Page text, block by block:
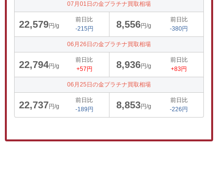
07月01日の金プラチナ買取相場
22,579円/g
前日比
-215円
8,556円/g
前日比
-380円
06月26日の金プラチナ買取相場
22,794円/g
前日比
+57円
8,936円/g
前日比
+83円
06月25日の金プラチナ買取相場
22,737円/g
前日比
-189円
8,853円/g
前日比
-226円